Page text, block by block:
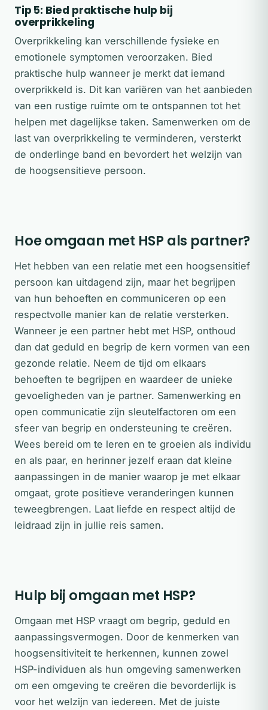
Tip 5: Bied praktische hulp bij
overprikkeling
Overprikkeling kan verschillende fysieke en
emotionele symptomen veroorzaken. Bied
praktische hulp wanneer je merkt dat iemand
overprikkeld is. Dit kan variëren van het aanbieden
van een rustige ruimte om te ontspannen tot het
helpen met dagelijkse taken. Samenwerken om de
last van overprikkeling te verminderen, versterkt
de onderlinge band en bevordert het welzijn van
de hoogsensitieve persoon.
Hoe omgaan met HSP als partner?
Het hebben van een relatie met een hoogsensitief
persoon kan uitdagend zijn, maar het begrijpen
van hun behoeften en communiceren op een
respectvolle manier kan de relatie versterken.
Wanneer je een partner hebt met HSP, onthoud
dan dat geduld en begrip de kern vormen van een
gezonde relatie. Neem de tijd om elkaars
behoeften te begrijpen en waardeer de unieke
gevoeligheden van je partner. Samenwerking en
open communicatie zijn sleutelfactoren om een
sfeer van begrip en ondersteuning te creëren.
Wees bereid om te leren en te groeien als individu
en als paar, en herinner jezelf eraan dat kleine
aanpassingen in de manier waarop je met elkaar
omgaat, grote positieve veranderingen kunnen
teweegbrengen. Laat liefde en respect altijd de
leidraad zijn in jullie reis samen.
Hulp bij omgaan met HSP?
Omgaan met HSP vraagt om begrip, geduld en
aanpassingsvermogen. Door de kenmerken van
hoogsensitiviteit te herkennen, kunnen zowel
HSP-individuen als hun omgeving samenwerken
om een omgeving te creëren die bevorderlijk is
voor het welzijn van iedereen. Met de juiste